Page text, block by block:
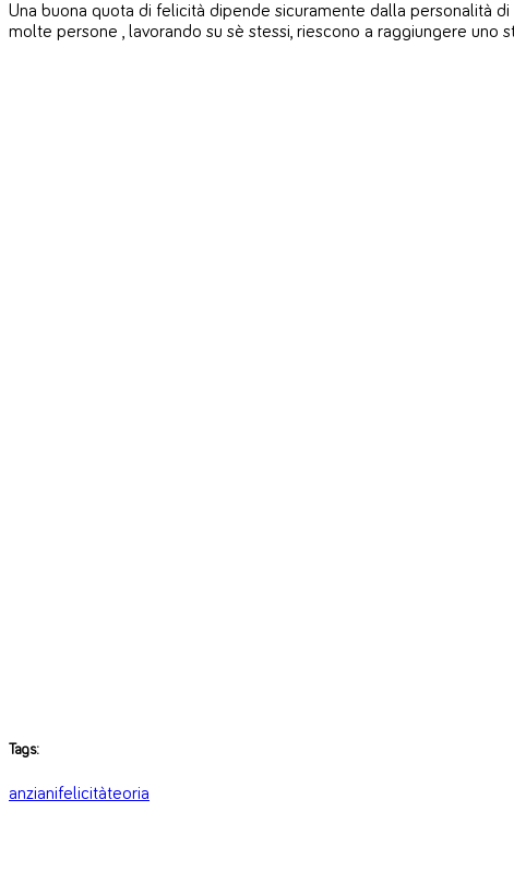
Una buona quota di felicità dipende sicuramente dalla personalità
molte persone , lavorando su sè stessi, riescono a raggiungere uno
Tags:
anzianifelicitàteoria